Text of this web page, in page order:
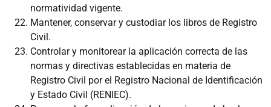
normatividad vigente.
Mantener, conservar y custodiar los libros de Registro
Civil.
Controlar y monitorear la aplicación correcta de las
normas y directivas establecidas en materia de
Registro Civil por el Registro Nacional de Identificación
y Estado Civil (RENIEC).